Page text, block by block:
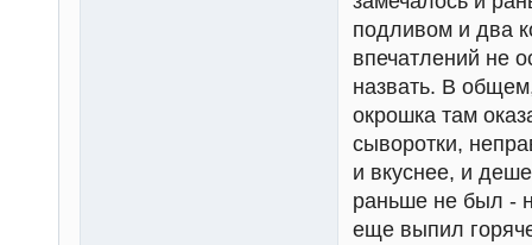
подливом и два
впечатлений не
назвать. В
окрошка там
сыворотки,
и вкуснее, и
раньше не был -
еще выпил